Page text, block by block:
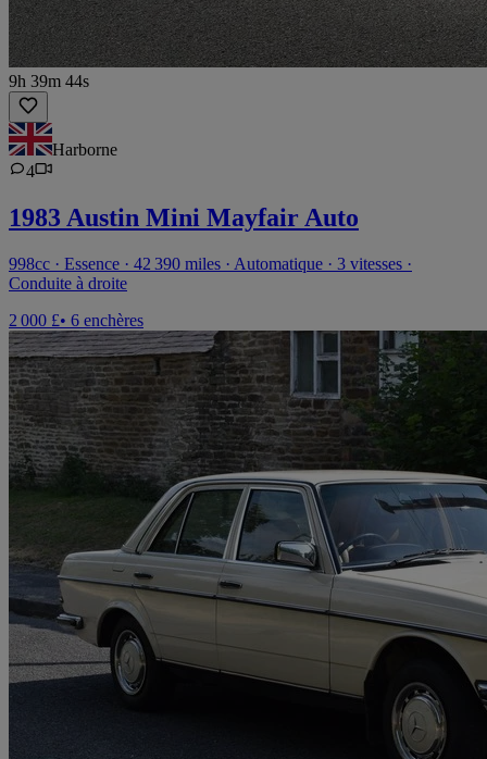
9h 39m 44s
Harborne
4
1983 Austin Mini Mayfair Auto
998cc · Essence · 42 390 miles · Automatique · 3 vitesses ·
Conduite à droite
2 000 £• 6 enchères